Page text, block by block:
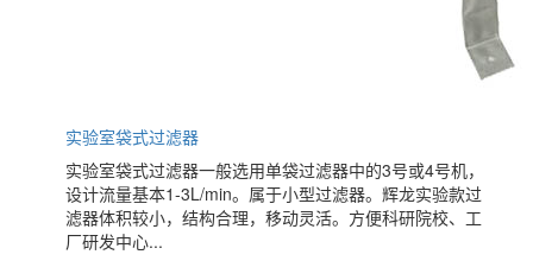
实验室袋式过滤器
实验室袋式过滤器一般选用单袋过滤器中的3号或4号机，
设计流量基本1-3L/min。属于小型过滤器。辉龙实验款过
滤器体积较小，结构合理，移动灵活。方便科研院校、工
厂研发中心...